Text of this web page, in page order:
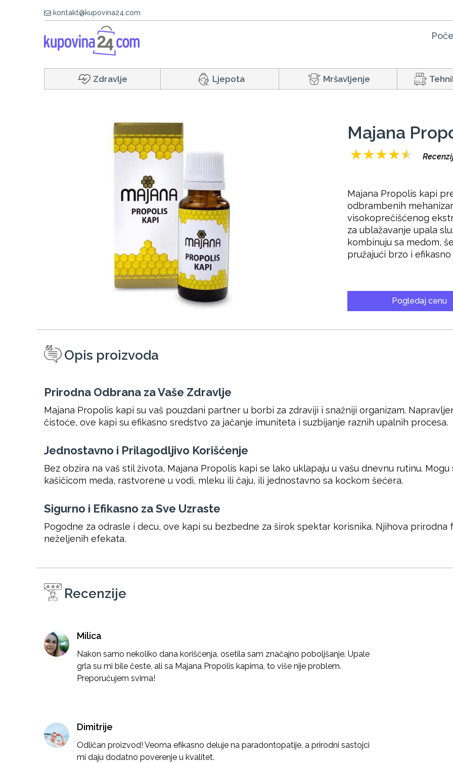
kontakt@kupovina24.com
Zdravlje Ljepota Mršavljenje
Majana
★★★★★
Majana Propolis kapi
odbrambenih
visokoprečišćenog
za ublažavanje upala
kombinuju sa medom,
pružajući brzo i
Pogledaj cenu
Opis proizvoda
Prirodna Odbrana za Vaše Zdravlje
Majana Propolis kapi su vaš pouzdani partner u borbi za zdraviji i snažniji organizam.
čistoće, ove kapi su efikasno sredstvo za jačanje imuniteta i suzbijanje raznih upalnih procesa.
Jednostavno i Prilagodljivo Korišćenje
Bez obzira na vaš stil života, Majana Propolis kapi se lako uklapaju u vašu dnevnu rutinu.
kašičicom meda, rastvorene u vodi, mleku ili čaju, ili jednostavno sa kockom šećera.
Sigurno i Efikasno za Sve Uzraste
Pogodne za odrasle i decu, ove kapi su bezbedne za širok spektar korisnika. Njihova
neželjenih efekata.
Recenzije
Milica
Nakon samo nekoliko dana korišćenja, osetila sam značajno poboljšanje. Upale
grla su mi bile česte, ali sa Majana Propolis kapima, to više nije problem.
Preporučujem svima!
Dimitrije
Odličan proizvod! Veoma efikasno deluje na paradontopatije, a prirodni sastojci
mi daju dodatno poverenje u kvalitet.